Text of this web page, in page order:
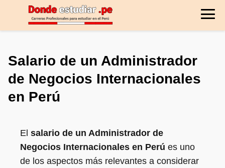
Salario de un Administrador
de Negocios Internacionales
en Perú
El salario de un Administrador de
Negocios Internacionales en Perú es uno
de los aspectos más relevantes a considerar